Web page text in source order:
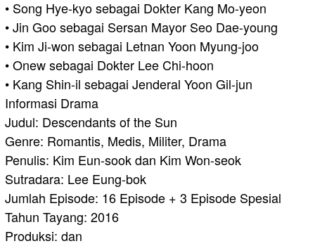
• Song Hye-kyo sebagai Dokter Kang Mo-yeon
• Jin Goo sebagai Sersan Mayor Seo Dae-young
• Kim Ji-won sebagai Letnan Yoon Myung-joo
• Onew sebagai Dokter Lee Chi-hoon
• Kang Shin-il sebagai Jenderal Yoon Gil-jun
Informasi Drama
Judul: Descendants of the Sun
Genre: Romantis, Medis, Militer, Drama
Penulis: Kim Eun-sook dan Kim Won-seok
Sutradara: Lee Eung-bok
Jumlah Episode: 16 Episode + 3 Episode Spesial
Tahun Tayang: 2016
Produksi: dan